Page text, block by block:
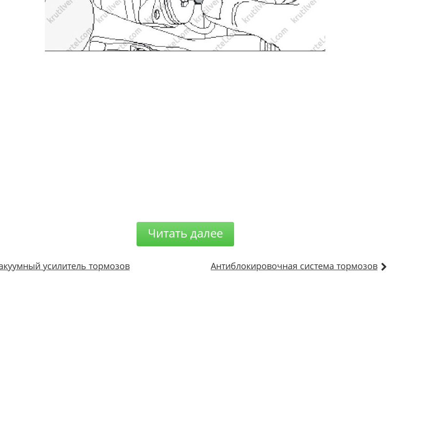
Читать далее
усилитель тормозов Антиблокировочная система тормозов